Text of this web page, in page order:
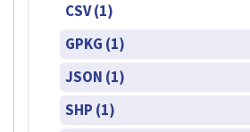
CSV (1)
GPKG (1)
JSON (1)
SHP (1)